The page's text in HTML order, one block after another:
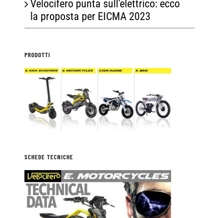
Velocifero punta sull’elettrico: ecco
la proposta per EICMA 2023
PRODOTTI
SCHEDE TECNICHE